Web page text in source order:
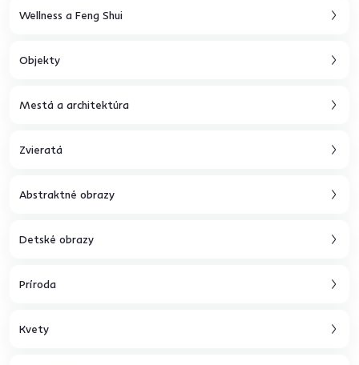
Wellness a Feng Shui
Objekty
Mestá a architektúra
Zvieratá
Abstraktné obrazy
Detské obrazy
Príroda
Kvety